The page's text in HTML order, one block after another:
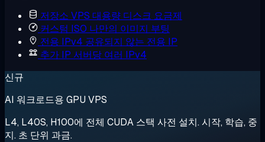
저장소 VPS 대용량 디스크 요금제
커스텀 ISO 나만의 이미지 부팅
전용 IPv4 공유되지 않는 전용 IP
추가 IP 서버당 여러 IPv4
신규
AI 워크로드용 GPU VPS
L4, L40S, H100에 전체 CUDA 스택 사전 설치. 시작, 학습, 중
지. 초 단위 과금.